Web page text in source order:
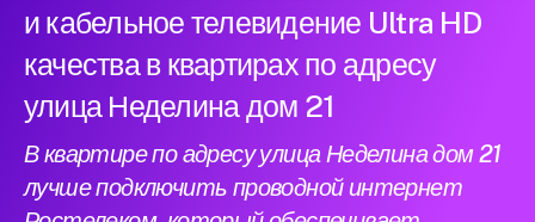
и кабельное телевидение Ultra HD
качества в квартирах по адресу
улица Неделина дом 21
В квартире по адресу улица Неделина дом 21
лучше подключить проводной интернет